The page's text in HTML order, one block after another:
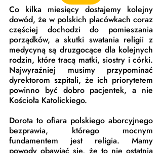
Co kilka miesięcy dostajemy kolejny
dowód, że w polskich placówkach coraz
częściej dochodzi do pomieszania
porządków, a skutki swatania religii z
medycyną są druzgocące dla kolejnych
rodzin, które tracą matki, siostry i córki.
Najwyraźniej musimy przypominać
dyrektorom szpitali, że ich priorytetem
powinno być dobro pacjentek, a nie
Kościoła Katolickiego.
Dorota to ofiara polskiego aborcyjnego
bezprawia, którego mocnym
fundamentem jest religia. Mamy